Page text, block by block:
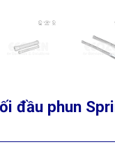
đầu phun